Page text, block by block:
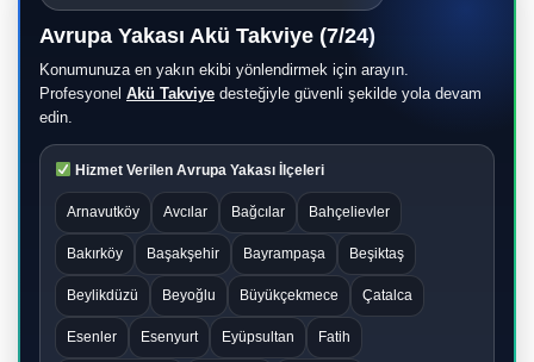
Avrupa Yakası Akü Takviye (7/24)
Konumunuza en yakın ekibi yönlendirmek için arayın.
Profesyonel Akü Takviye desteğiyle güvenli şekilde yola devam
edin.
Hizmet Verilen Avrupa Yakası İlçeleri
Arnavutköy Avcılar Bağcılar Bahçelievler
Bakırköy Başakşehir Bayrampaşa Beşiktaş
Beylikdüzü Beyoğlu Büyükçekmece Çatalca
Esenler Esenyurt Eyüpsultan Fatih